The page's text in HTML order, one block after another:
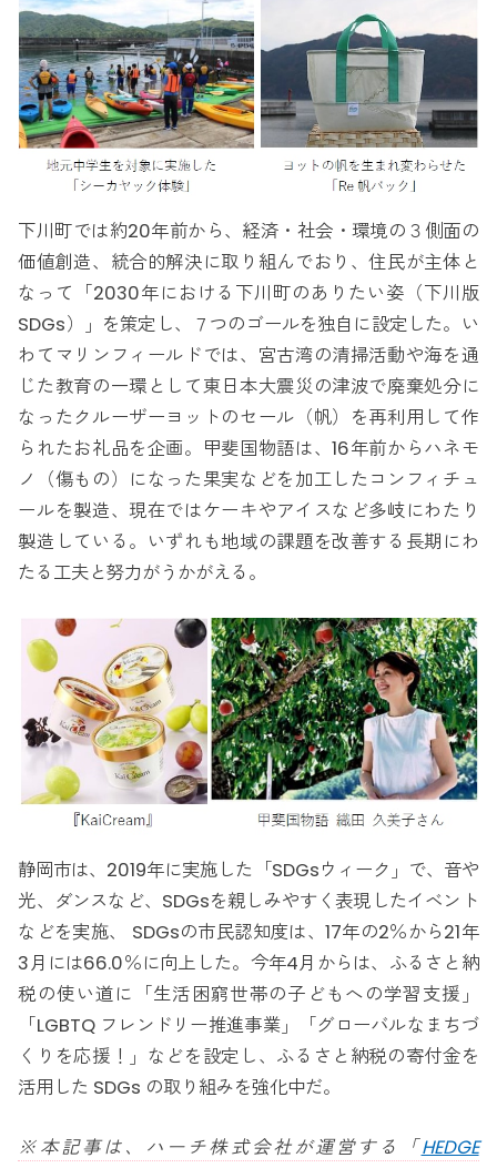
下川町では約20年前から、経済・社会・環境の３側面の
価値創造、統合的解決に取り組んでおり、住民が主体と
なって「2030年における下川町のありたい姿（下川版
SDGs）」を策定し、７つのゴールを独自に設定した。い
わてマリンフィールドでは、宮古湾の清掃活動や海を通
じた教育の一環として東日本大震災の津波で廃棄処分に
なったクルーザーヨットのセール（帆）を再利用して作
られたお礼品を企画。甲斐国物語は、16年前からハネモ
ノ（傷もの）になった果実などを加工したコンフィチュ
ールを製造、現在ではケーキやアイスなど多岐にわたり
製造している。いずれも地域の課題を改善する長期にわ
たる工夫と努力がうかがえる。
静岡市は、2019年に実施した「SDGsウィーク」で、音や
光、ダンスなど、SDGsを親しみやすく表現したイベント
などを実施、 SDGsの市民認知度は、17年の2％から21年
3月には66.0％に向上した。今年4月からは、ふるさと納
税の使い道に「生活困窮世帯の子どもへの学習支援」
「LGBTQ フレンドリー推進事業」「グローバルなまちづ
くりを応援！」などを設定し、ふるさと納税の寄付金を
活用した SDGs の取り組みを強化中だ。
※本記事は、ハーチ株式会社が運営する「HEDGE